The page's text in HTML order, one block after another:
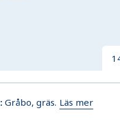
: Gråbo, gräs. Läs mer